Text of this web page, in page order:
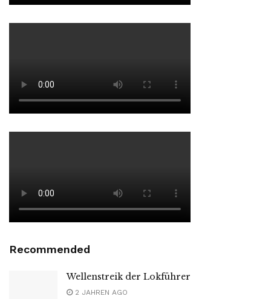
Recommended
Wellenstreik der Lokführer
2 JAHREN AGO